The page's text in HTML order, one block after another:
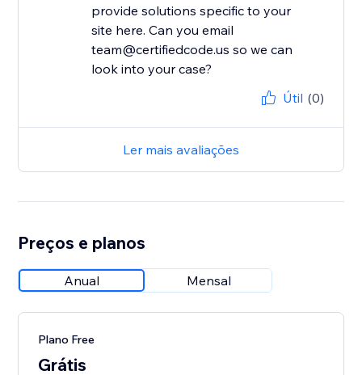
provide solutions specific to your
site here. Can you email
team@certifiedcode.us so we can
look into your case?
Útil (0)
Ler mais avaliações
Preços e planos
Anual Mensal
Plano Free
Grátis